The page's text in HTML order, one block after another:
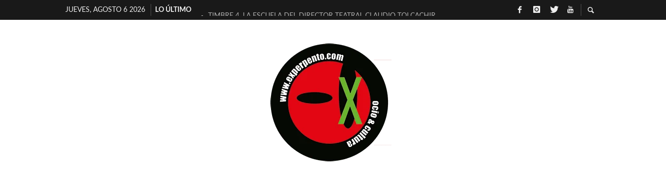
JUEVES, AGOSTO 6 2026
LO ÚLTIMO
TIMBRE 4, LA ESCUELA DEL DIRECTOR TEATRAL CLAUDIO TOLCACHIR
MILITARES JUDÍAS EN #EXVITA
D’BALDOMEROS REINVENTAN [BITÁCORA 3.0] EN EXVITA
MARSHALL FLASH PRESENTA EN EXVITA [RELATIVA SENCILLEZ]
JOFRE BARDAGÍ EN EXVITA INTERPRETANDO A SERRAT
YORCH PRESENTA [CURSO DE ARMONÍA PERSECUTORIA] EN EXVITA
MAGALÍ SARE NOS EXPLICA [DESCASADA]